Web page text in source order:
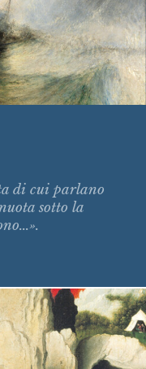
di cui parlano
sotto la